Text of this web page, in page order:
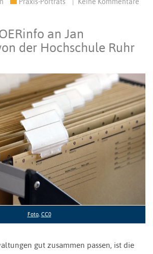
an Jan
der Hochschule Ruhr
Foto, CC0
gut zusammen passen, ist die